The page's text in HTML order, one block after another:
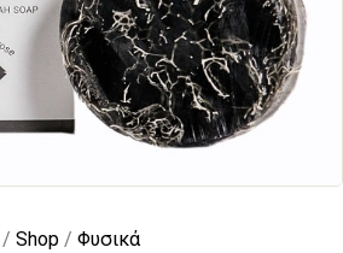
Shop/ Φυσικά